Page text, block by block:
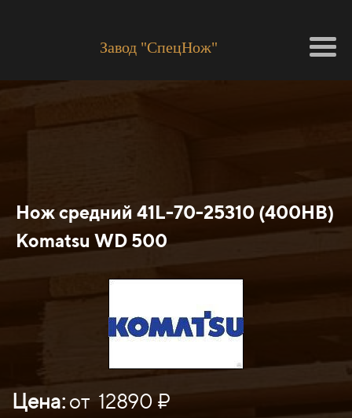
Завод "СпецНож"
Нож средний 41L-70-25310 (400HB)
Кomatsu WD 500
Цена:от 12890 ₽